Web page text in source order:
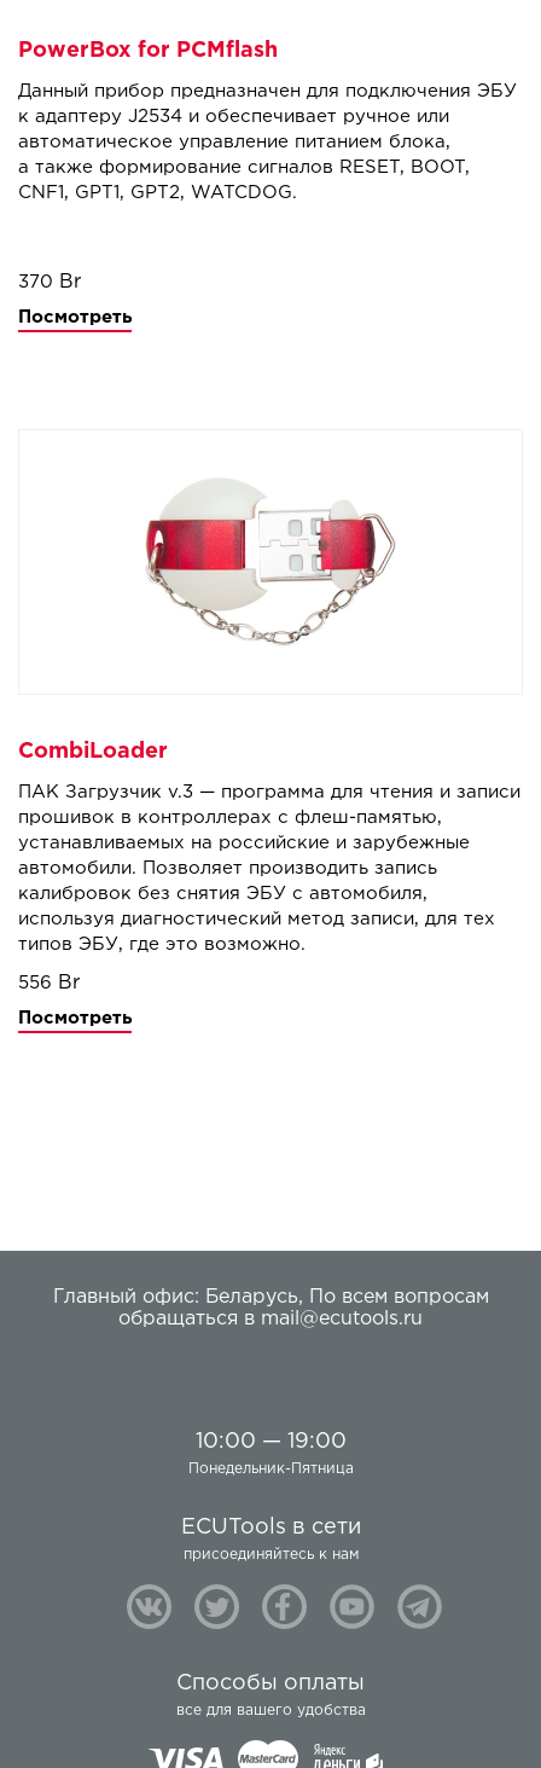
PowerBox for PCMflash
Данный прибор предназначен для подключения ЭБУ
к адаптеру J2534 и обеспечивает ручное или
автоматическое управление питанием блока,
а также формирование сигналов RESET, BOOT,
CNF1, GPT1, GPT2, WATCDOG.
370
Посмотреть
CombiLoader
ПАК Загрузчик v.3 — программа для чтения и записи
прошивок в контроллерах с флеш-памятью,
устанавливаемых на российские и зарубежные
автомобили. Позволяет производить запись
калибровок без снятия ЭБУ с автомобиля,
используя диагностический метод записи, для тех
типов ЭБУ, где это возможно.
556
Посмотреть
Главный офис: Беларусь,
По всем вопросам
обращаться в mail@ecutools.ru
10:00 — 19:00
Понедельник-Пятница
ECUTools в сети
присоединяйтесь к нам
Способы оплаты
все для вашего удобства